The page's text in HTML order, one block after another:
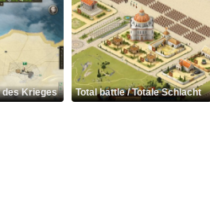
des Krieges Total battle / Totale Schlacht